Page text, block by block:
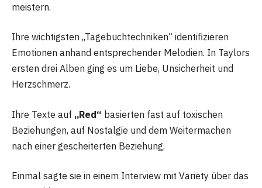
meistern.
Ihre wichtigsten „Tagebuchtechniken“ identifizieren
Emotionen anhand entsprechender Melodien. In Taylors
ersten drei Alben ging es um Liebe, Unsicherheit und
Herzschmerz.
Ihre Texte auf „Red“ basierten fast auf toxischen
Beziehungen, auf Nostalgie und dem Weitermachen
nach einer gescheiterten Beziehung.
Einmal sagte sie in einem Interview mit Variety über das